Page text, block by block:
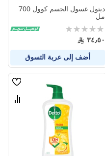
ديتول غسول الجسم كوول 700
مل
Rating:
0%
٣٤٫٥٠
أضف إلى عربة التسوق
قائمة
قارن